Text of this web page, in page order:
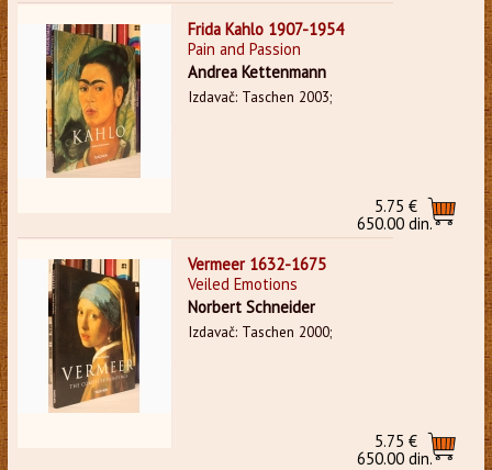
Frida Kahlo 1907-1954
Pain and Passion
Andrea Kettenmann
Izdavač: Taschen 2003;
5.75 €
650.00 din.
Vermeer 1632-1675
Veiled Emotions
Norbert Schneider
Izdavač: Taschen 2000;
5.75 €
650.00 din.